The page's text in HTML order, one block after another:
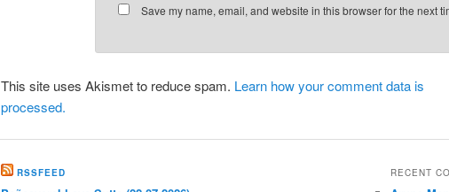
Save my name, email, and website in this browser for the next
This site uses Akismet to reduce spam. Learn how your comment data is
processed.
RSSFEED RECENT